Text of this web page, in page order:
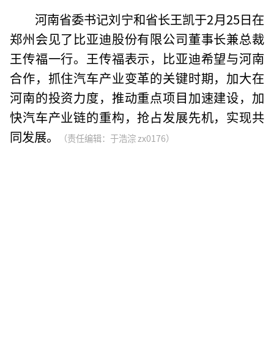
河南省委书记刘宁和省长王凯于2月25日在
郑州会见了比亚迪股份有限公司董事长兼总裁
王传福一行。王传福表示，比亚迪希望与河南
合作，抓住汽车产业变革的关键时期，加大在
河南的投资力度，推动重点项目加速建设，加
快汽车产业链的重构，抢占发展先机，实现共
同发展。
（责任编辑：于浩淙 zx0176）